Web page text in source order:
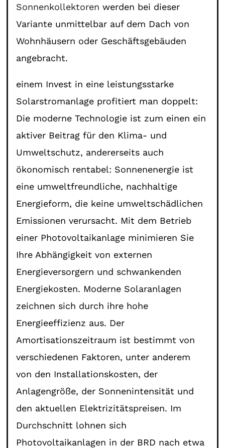
Sonnenkollektoren werden bei dieser
Variante unmittelbar auf dem Dach von
Wohnhäusern oder Geschäftsgebäuden
angebracht.
einem Invest in eine leistungsstarke
Solarstromanlage profitiert man doppelt:
Die moderne Technologie ist zum einen ein
aktiver Beitrag für den Klima- und
Umweltschutz, andererseits auch
ökonomisch rentabel: Sonnenenergie ist
eine umweltfreundliche, nachhaltige
Energieform, die keine umweltschädlichen
Emissionen verursacht. Mit dem Betrieb
einer Photovoltaikanlage minimieren Sie
Ihre Abhängigkeit von externen
Energieversorgern und schwankenden
Energiekosten. Moderne Solaranlagen
zeichnen sich durch ihre hohe
Energieeffizienz aus. Der
Amortisationszeitraum ist bestimmt von
verschiedenen Faktoren, unter anderem
von den Installationskosten, der
Anlagengröße, der Sonnenintensität und
den aktuellen Elektrizitätspreisen. Im
Durchschnitt lohnen sich
Photovoltaikanlagen in der BRD nach etwa